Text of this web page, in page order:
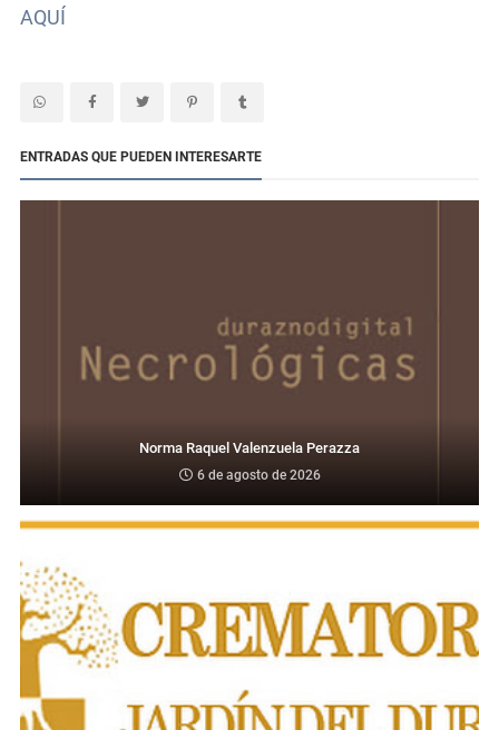
AQUÍ
ENTRADAS QUE PUEDEN INTERESARTE
Norma Raquel Valenzuela Perazza
6 de agosto de 2026